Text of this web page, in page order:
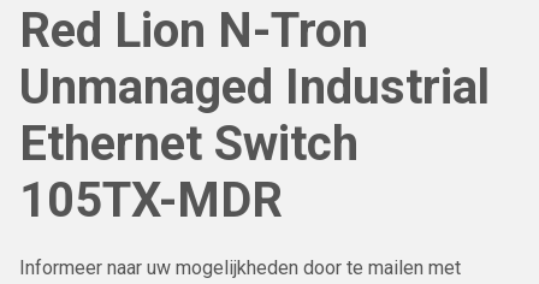
Red Lion N-Tron
Unmanaged Industrial
Ethernet Switch
105TX-MDR
Informeer naar uw mogelijkheden door te mailen met